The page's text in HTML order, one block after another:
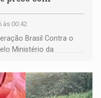
às 00:42
Brasil Contra o
Ministério da